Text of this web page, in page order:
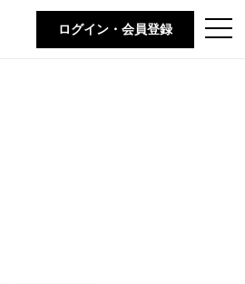
t
o
ログイン・会員登録